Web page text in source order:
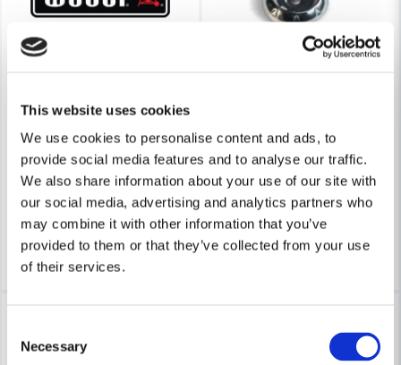
This website uses cookies
We use cookies to personalise content and ads, to
provide social media features and to analyse our traffic.
We also share information about your use of our site with
our social media, advertising and analytics partners who
may combine it with other information that you’ve
provided to them or that they’ve collected from your use
of their services.
Selection
Necessary
WEBER RESERVDELAR
60 kr
48 kr
Leveranstid ifrån leverantör ca
10-15 arbetsdagar
Bevaka
Weber 69823 Ring Till
159 kr
126 kr
Finns i Webblager
Köp